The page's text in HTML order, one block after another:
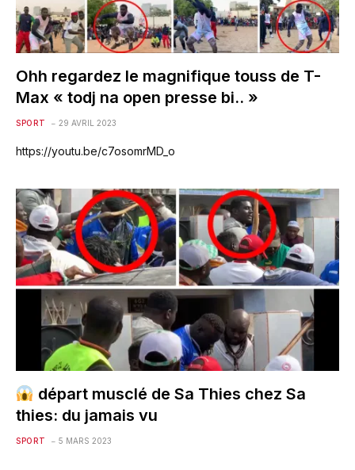
Ohh regardez le magnifique touss de T-
Max « todj na open presse bi.. »
SPORT 29 AVRIL 2023
https://youtu.be/c7osomrMD_o
départ musclé de Sa Thies chez Sa
thies: du jamais vu
SPORT 5 MARS 2023